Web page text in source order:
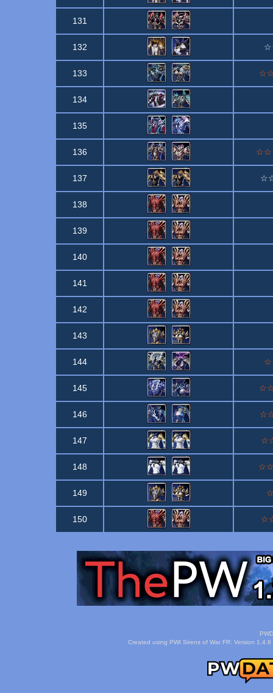
131
132
133
134
135
136
137
138
139
140
141
142
143
144
145
146
147
148
149
150
Created using PWI Sirens of War FR: Version